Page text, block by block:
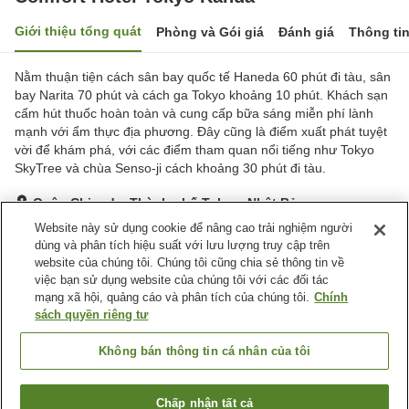
Giới thiệu tổng quát Phòng và Gói giá Đánh giá Thông
Nằm thuận tiện cách sân bay quốc tế Haneda 60 phút đi tàu, sân
bay Narita 70 phút và cách ga Tokyo khoảng 10 phút. Khách sạn
cấm hút thuốc hoàn toàn và cung cấp bữa sáng miễn phí lành
mạnh với ẩm thực địa phương. Đây cũng là điểm xuất phát tuyệt
vời để khám phá, với các điểm tham quan nổi tiếng như Tokyo
SkyTree và chùa Senso-ji cách khoảng 30 phút đi tàu.
Quận Chiyoda, Thành phố Tokyo, Nhật Bản
Hiển thị trên bản đồ
Rất tốt Đánh giá:375 lượt
Tiện nghi chỗ nghỉ
Bãi đỗ xe
Máy bán hàng tự động
Giặt ủi có phí
Giao Hàng Tận Nhà
Thành phố Tokyo
Website này sử dụng cookie để nâng cao trải nghiệm người
dùng và phân tích hiệu suất với lưu lượng truy cập trên
website của chúng tôi. Chúng tôi cũng chia sẻ thông tin về
việc bạn sử dụng website của chúng tôi với các đối tác
mạng xã hội, quảng cáo và phân tích của chúng tôi. Chính
sách quyền riêng tư
Không bán thông tin cá nhân của tôi
Chấp nhận tất cả